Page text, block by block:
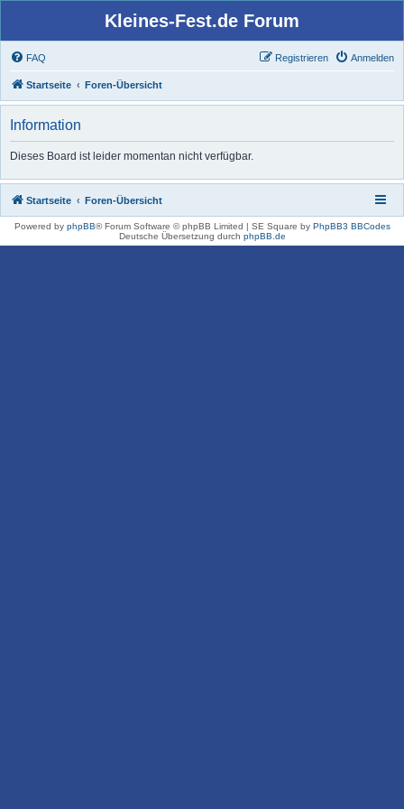
Kleines-Fest.de Forum
FAQ Anmelden
Registrieren
Startseite Foren-Übersicht
Information
Dieses Board ist leider momentan nicht verfügbar.
Startseite Foren-Übersicht
Powered by phpBB® Forum Software © phpBB Limited | SE Square by PhpBB3 BBCodes
Deutsche Übersetzung durch phpBB.de